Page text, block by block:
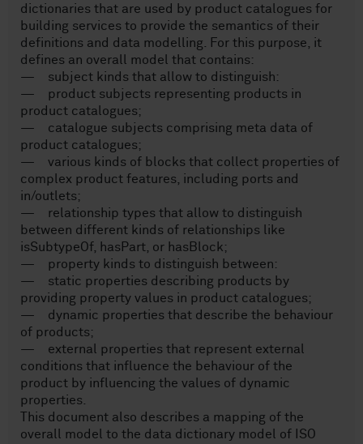
dictionaries that are used by product catalogues for
building services to provide the semantics of their
definitions and data modelling. For this purpose, it
defines an overall model that contains:
— subject kinds that allow to distinguish:
— product subjects representing products in
product catalogues;
— catalogue subjects comprising meta data of
product catalogues;
— various kinds of blocks that collect properties of
complex product features, including ports and
in/outlets;
— relationship types that allow to distinguish
between different kinds of relationships like
isSubtypeOf, hasPart, or hasBlock;
— property kinds to distinguish between:
— static properties describing products by
providing property values in product catalogues;
— dynamic properties that describe the behaviour
of products;
— external properties that represent external
conditions that influence the behaviour of the
product by influencing the values of dynamic
properties.
This document also describes a mapping of the
overall model to the data dictionary model of ISO